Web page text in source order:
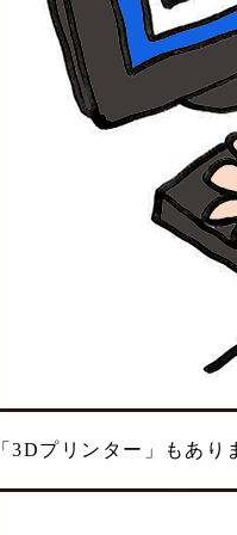
「3Dプリンター」もあり